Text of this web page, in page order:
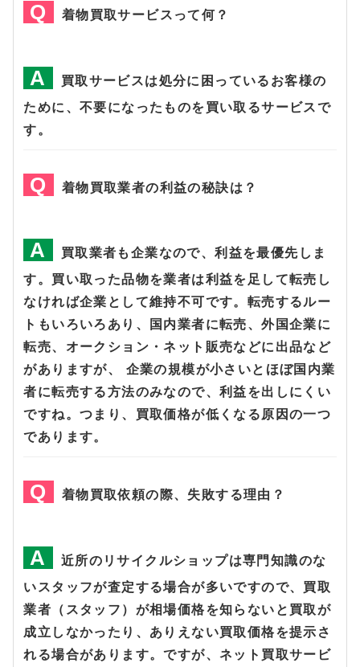
着物買取サービスって何？
買取サービスは処分に困っているお客様の
ために、不要になったものを買い取るサービスで
す。
着物買取業者の利益の秘訣は？
買取業者も企業なので、利益を最優先しま
す。買い取った品物を業者は利益を足して転売し
なければ企業として維持不可です。転売するルー
トもいろいろあり、国内業者に転売、外国企業に
転売、オークション・ネット販売などに出品など
がありますが、 企業の規模が小さいとほぼ国内業
者に転売する方法のみなので、利益を出しにくい
ですね。つまり、買取価格が低くなる原因の一つ
であります。
着物買取依頼の際、失敗する理由？
近所のリサイクルショップは専門知識のな
いスタッフが査定する場合が多いですので、買取
業者（スタッフ）が相場価格を知らないと買取が
成立しなかったり、ありえない買取価格を提示さ
れる場合があります。ですが、ネット買取サービ